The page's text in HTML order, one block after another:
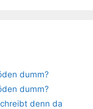
dumm?
dumm?
denn da